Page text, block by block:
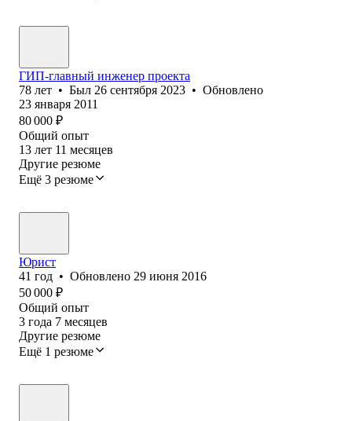
ГИП-главный инженер проекта
78 лет • Был 26 сентября 2023 • Обновлено
23 января 2011
80 000 ₽
Общий опыт
13 лет 11 месяцев
Другие резюме
Ещё 3 резюме
Юрист
41 год • Обновлено 29 июня 2016
50 000 ₽
Общий опыт
3 года 7 месяцев
Другие резюме
Ещё 1 резюме